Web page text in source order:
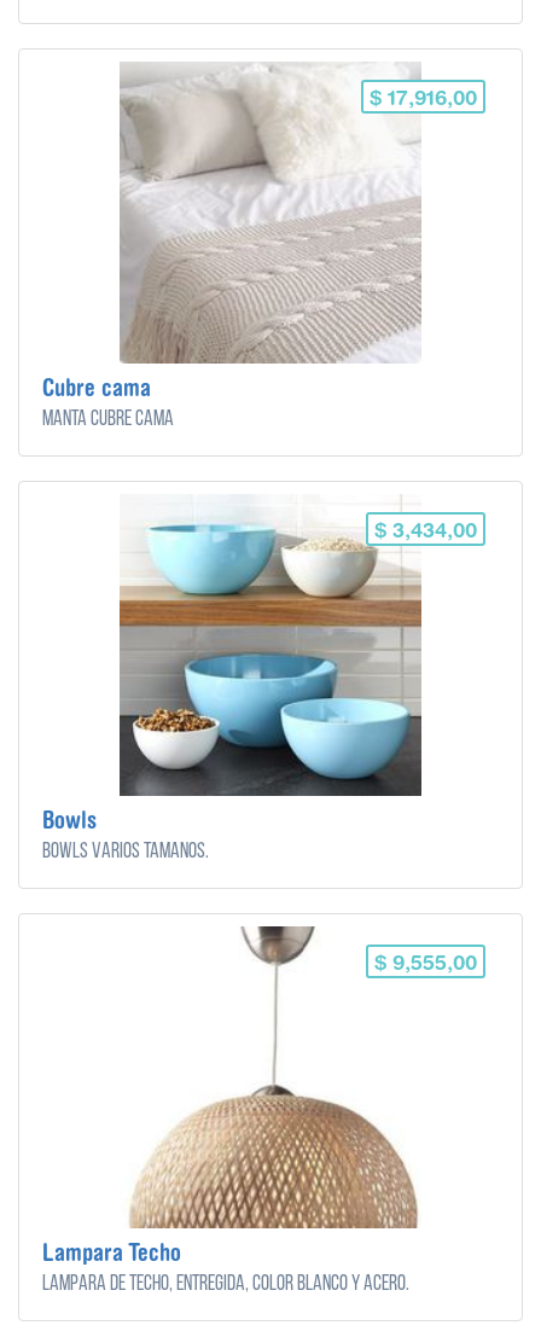
$ 17,916,00
Cubre cama
Manta cubre cama
$ 3,434,00
Bowls
Bowls varios tamaños.
$ 9,555,00
Lampara Techo
Lampara de techo, entregida, color blanco y acero.